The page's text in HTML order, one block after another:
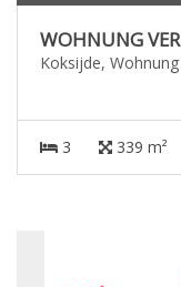
WOHNUNG
Koksijde, Wohnung
3 339 m²